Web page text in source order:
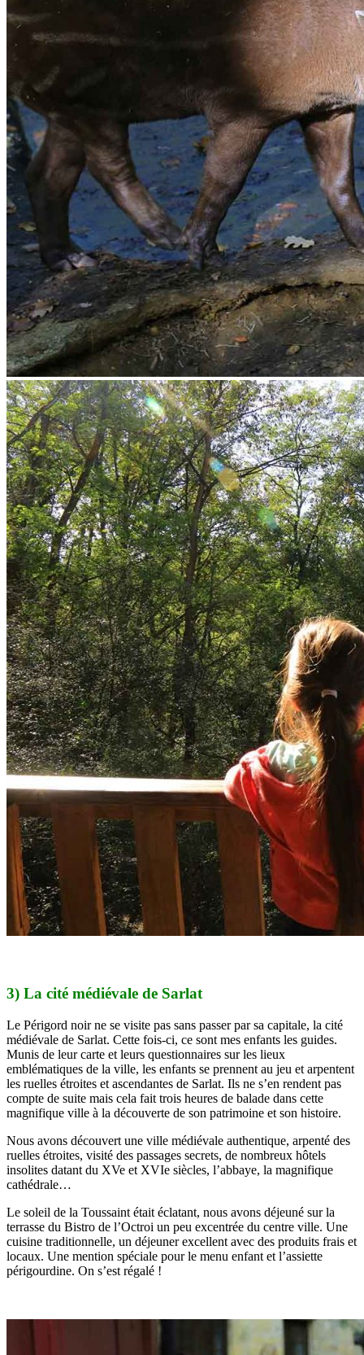
3) La cité médiévale de Sarlat
Le Périgord noir ne se visite pas sans passer par sa capitale, la cité
médiévale de Sarlat. Cette fois-ci, ce sont mes enfants les guides.
Munis de leur carte et leurs questionnaires sur les lieux
emblématiques de la ville, les enfants se prennent au jeu et arpentent
les ruelles étroites et ascendantes de Sarlat. Ils ne s’en rendent pas
compte de suite mais cela fait trois heures de balade dans cette
magnifique ville à la découverte de son patrimoine et son histoire.
Nous avons découvert une ville médiévale authentique, arpenté des
ruelles étroites, visité des passages secrets, de nombreux hôtels
insolites datant du XVe et XVIe siècles, l’abbaye, la magnifique
cathédrale…
Le soleil de la Toussaint était éclatant, nous avons déjeuné sur la
terrasse du Bistro de l’Octroi un peu excentrée du centre ville. Une
cuisine traditionnelle, un déjeuner excellent avec des produits frais et
locaux. Une mention spéciale pour le menu enfant et l’assiette
périgourdine. On s’est régalé !